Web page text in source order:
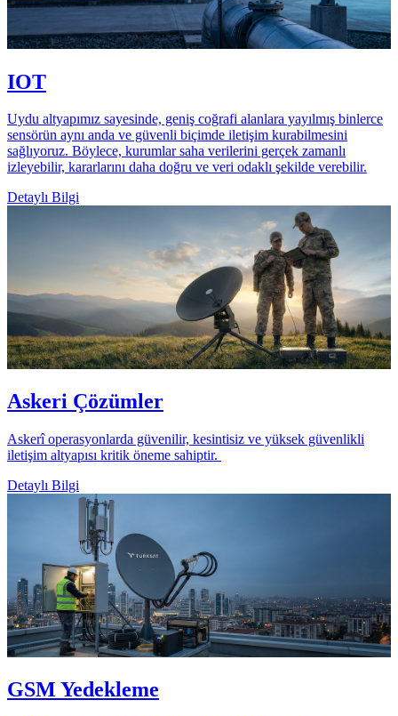
IOT
Uydu altyapımız sayesinde, geniş coğrafi alanlara yayılmış binlerce
sensörün aynı anda ve güvenli biçimde iletişim kurabilmesini
sağlıyoruz. Böylece, kurumlar saha verilerini gerçek zamanlı
izleyebilir, kararlarını daha doğru ve veri odaklı şekilde verebilir.
Detaylı Bilgi
Askeri Çözümler
Askerî operasyonlarda güvenilir, kesintisiz ve yüksek güvenlikli
iletişim altyapısı kritik öneme sahiptir.
Detaylı Bilgi
GSM Yedekleme